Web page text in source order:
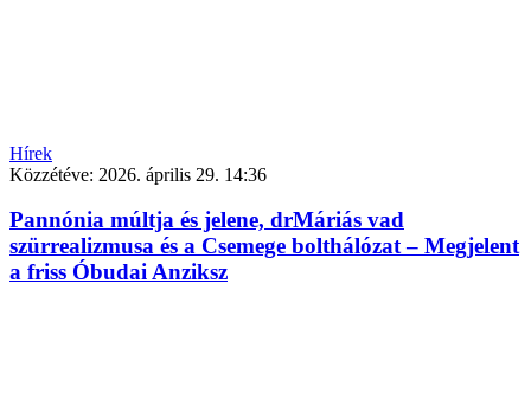
Hírek
Közzétéve: 2026. április 29. 14:36
Pannónia múltja és jelene, drMáriás vad
szürrealizmusa és a Csemege bolthálózat – Megjelent
a friss Óbudai Anziksz